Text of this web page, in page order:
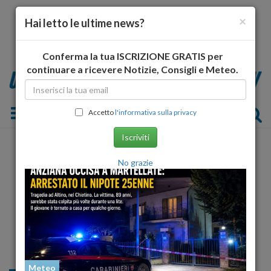
Toggle navigation
×
Hai letto le ultime news?
Conferma la tua ISCRIZIONE GRATIS per
continuare a ricevere Notizie, Consigli e Meteo.
Accettol'informativa sulla privacy
Iscriviti
No grazie
Meteo